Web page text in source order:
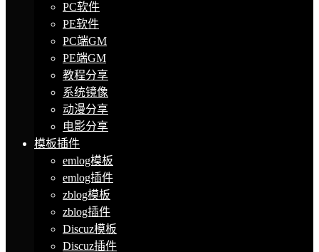
PC软件
PE软件
PC端GM
PE端GM
教程分享
系统镜像
动漫分享
电影分享
模板插件
emlog模板
emlog插件
zblog模板
zblog插件
Discuz模板
Discuz插件